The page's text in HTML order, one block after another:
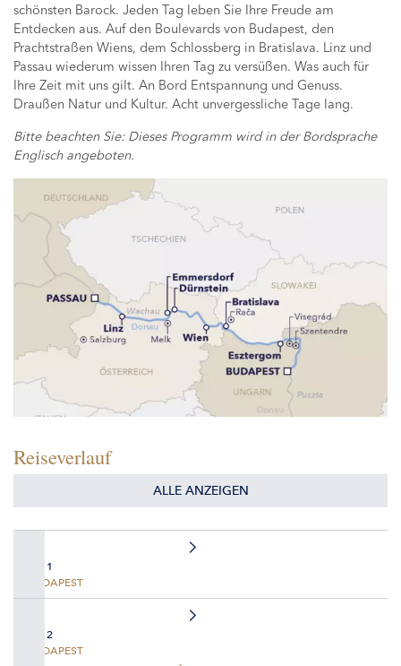
schönsten Barock. Jeden Tag leben Sie Ihre Freude am
Entdecken aus. Auf den Boulevards von Budapest, den
Prachtstraßen Wiens, dem Schlossberg in Bratislava. Linz und
Passau wiederum wissen Ihren Tag zu versüßen. Was auch für
Ihre Zeit mit uns gilt. An Bord Entspannung und Genuss.
Draußen Natur und Kultur. Acht unvergessliche Tage lang.
Bitte beachten Sie: Dieses Programm wird in der Bordsprache
Englisch angeboten.
Reiseverlauf
ALLE ANZEIGEN
TAG 1
BUDAPEST
TAG 2
BUDAPEST